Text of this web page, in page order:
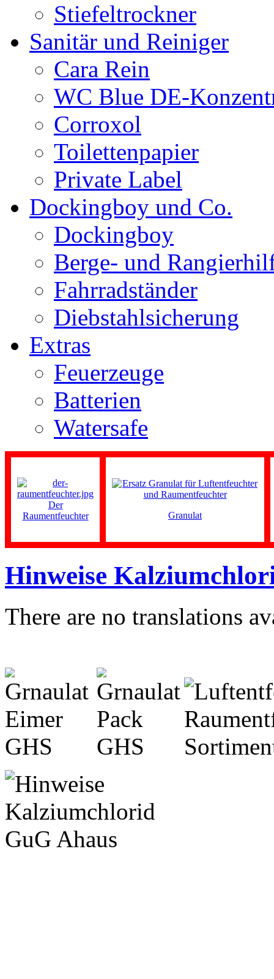
Stiefeltrockner
Sanitär und Reiniger
Cara Rein
WC Blue DE-
Corroxol
Toilettenpapier
Private Label
Dockingboy und Co.
Dockingboy
Berge- und
Fahrradständer
Diebstahlsicherung
Extras
Feuerzeuge
Batterien
Watersafe
Der
Raumentfeuchter
Granulat
Hinweise
There are no translations